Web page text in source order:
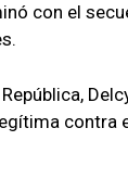
con el
contra